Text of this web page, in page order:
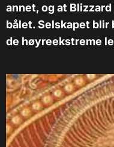
annet, og at
bålet. Selskapet blir
de høyreekstreme